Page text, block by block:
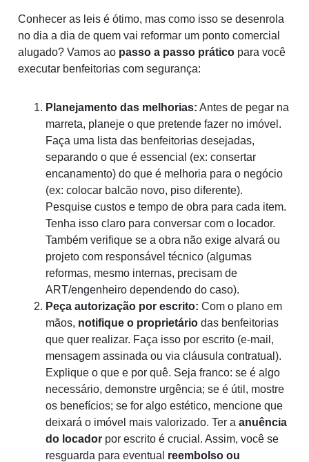
Conhecer as leis é ótimo, mas como isso se desenrola
no dia a dia de quem vai reformar um ponto comercial
alugado? Vamos ao passo a passo prático para você
executar benfeitorias com segurança:
Planejamento das melhorias: Antes de pegar na
marreta, planeje o que pretende fazer no imóvel.
Faça uma lista das benfeitorias desejadas,
separando o que é essencial (ex: consertar
encanamento) do que é melhoria para o negócio
(ex: colocar balcão novo, piso diferente).
Pesquise custos e tempo de obra para cada item.
Tenha isso claro para conversar com o locador.
Também verifique se a obra não exige alvará ou
projeto com responsável técnico (algumas
reformas, mesmo internas, precisam de
ART/engenheiro dependendo do caso).
Peça autorização por escrito: Com o plano em
mãos, notifique o proprietário das benfeitorias
que quer realizar. Faça isso por escrito (e-mail,
mensagem assinada ou via cláusula contratual).
Explique o que e por quê. Seja franco: se é algo
necessário, demonstre urgência; se é útil, mostre
os benefícios; se for algo estético, mencione que
deixará o imóvel mais valorizado. Ter a anuência
do locador por escrito é crucial. Assim, você se
resguarda para eventual reembolso ou